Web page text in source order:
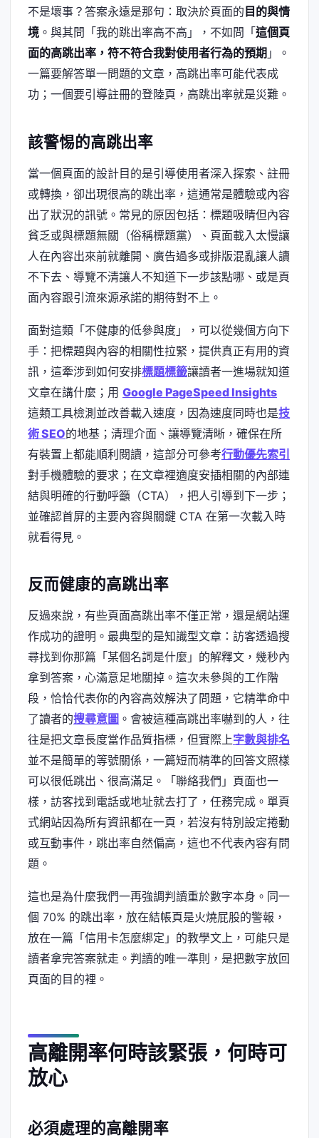
不是壞事？答案永遠是那句：取決於頁面的 目的與情
境 。與其問「我的跳出率高不高」，不如問「 這個頁
面的高跳出率，符不符合我對使用者行為的預期 」。
一篇要解答單一問題的文章，高跳出率可能代表成
功；一個要引導註冊的登陸頁，高跳出率就是災難。
該警惕的高跳出率
當一個頁面的設計目的是引導使用者深入探索、註冊
或轉換，卻出現很高的跳出率，這通常是體驗或內容
出了狀況的訊號。常見的原因包括：標題吸睛但內容
貧乏或與標題無關（俗稱標題黨）、頁面載入太慢讓
人在內容出來前就離開、廣告過多或排版混亂讓人讀
不下去、導覽不清讓人不知道下一步該點哪、或是頁
面內容跟引流來源承諾的期待對不上。
面對這類「不健康的低參與度」，可以從幾個方向下
手：把標題與內容的相關性拉緊，提供真正有用的資
訊，這牽涉到如何安排標題標籤讓讀者一進場就知道
文章在講什麼；用 Google PageSpeed Insights
這類工具檢測並改善載入速度，因為速度同時也是技
術 SEO的地基；清理介面、讓導覽清晰，確保在所
有裝置上都能順利閱讀，這部分可參考行動優先索引
對手機體驗的要求；在文章裡適度安插相關的內部連
結與明確的行動呼籲（CTA），把人引導到下一步；
並確認首屏的主要內容與關鍵 CTA 在第一次載入時
就看得見。
反而健康的高跳出率
反過來說，有些頁面高跳出率不僅正常，還是網站運
作成功的證明。最典型的是知識型文章：訪客透過搜
尋找到你那篇「某個名詞是什麼」的解釋文，幾秒內
拿到答案，心滿意足地關掉。這次未參與的工作階
段，恰恰代表你的內容高效解決了問題，它精準命中
了讀者的搜尋意圖 。會被這種高跳出率嚇到的人，往
往是把文章長度當作品質指標，但實際上字數與排名
並不是簡單的等號關係，一篇短而精準的回答文照樣
可以很低跳出、很高滿足。「聯絡我們」頁面也一
樣，訪客找到電話或地址就去打了，任務完成。單頁
式網站因為所有資訊都在一頁，若沒有特別設定捲動
或互動事件，跳出率自然偏高，這也不代表內容有問
題。
這也是為什麼我們一再強調判讀重於數字本身。同一
個 70% 的跳出率，放在結帳頁是火燒屁股的警報，
放在一篇「信用卡怎麼綁定」的教學文上，可能只是
讀者拿完答案就走。判讀的唯一準則，是把數字放回
頁面的目的裡。
高離開率何時該緊張，何時可
放心
必須處理的高離開率